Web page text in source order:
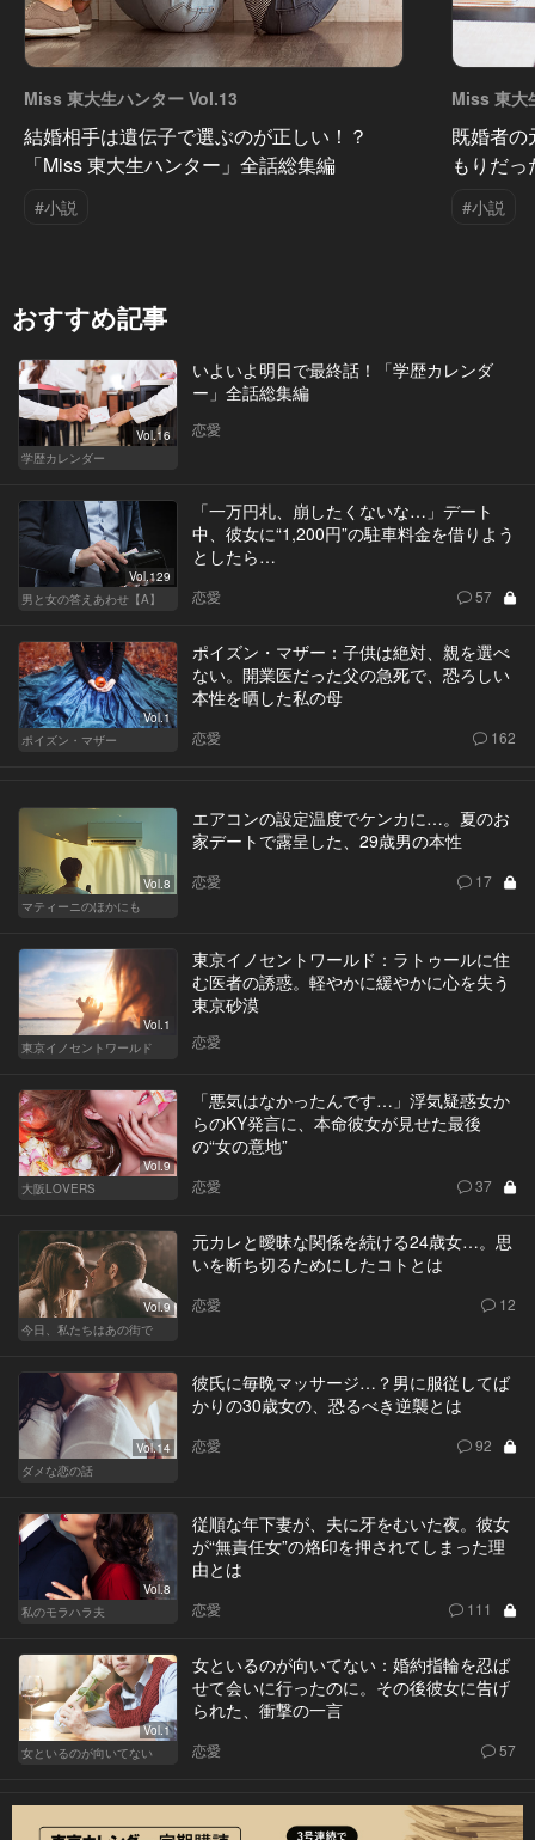
Miss 東大生ハンター Vol.13
結婚相手は遺伝子で選ぶのが正しい！？
「Miss 東大生ハンター」全話総集編
#小説
Miss 東大
既婚者
もりだ
#小説
おすすめ記事
Vol.16
学歴カレンダー
いよいよ明日で最終話！「学歴カレンダ
ー」全話総集編
恋愛
Vol.129
男と女の答えあわせ【A】
「一万円札、崩したくないな…」デート
中、彼女に“1,200円”の駐車料金を借りよう
としたら…
恋愛 57
Vol.1
ポイズン・マザー
ポイズン・マザー：子供は絶対、親を選べ
ない。開業医だった父の急死で、恐ろしい
本性を晒した私の母
恋愛 162
Vol.8
マティーニのほかにも
エアコンの設定温度でケンカに…。夏のお
家デートで露呈した、29歳男の本性
恋愛 17
Vol.1
東京イノセントワールド
東京イノセントワールド：ラトゥールに住
む医者の誘惑。軽やかに緩やかに心を失う
東京砂漠
恋愛
Vol.9
大阪LOVERS
「悪気はなかったんです…」浮気疑惑女か
らのKY発言に、本命彼女が見せた最後
の“女の意地”
恋愛 37
Vol.9
今日、私たちはあの街で
元カレと曖昧な関係を続ける24歳女…。思
いを断ち切るためにしたコトとは
恋愛 12
Vol.14
ダメな恋の話
彼氏に毎晩マッサージ…？男に服従してば
かりの30歳女の、恐るべき逆襲とは
恋愛 92
Vol.8
私のモラハラ夫
従順な年下妻が、夫に牙をむいた夜。彼女
が“無責任女”の烙印を押されてしまった理
由とは
恋愛 111
Vol.1
女といるのが向いてない
女といるのが向いてない：婚約指輪を忍ば
せて会いに行ったのに。その後彼女に告げ
られた、衝撃の一言
恋愛 57